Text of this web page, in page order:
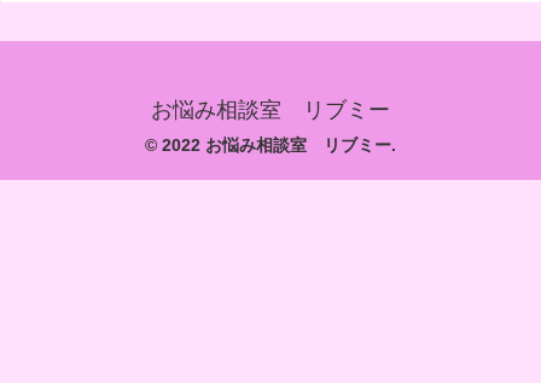
お悩み相談室 リブミー
© 2022 お悩み相談室 リブミー.